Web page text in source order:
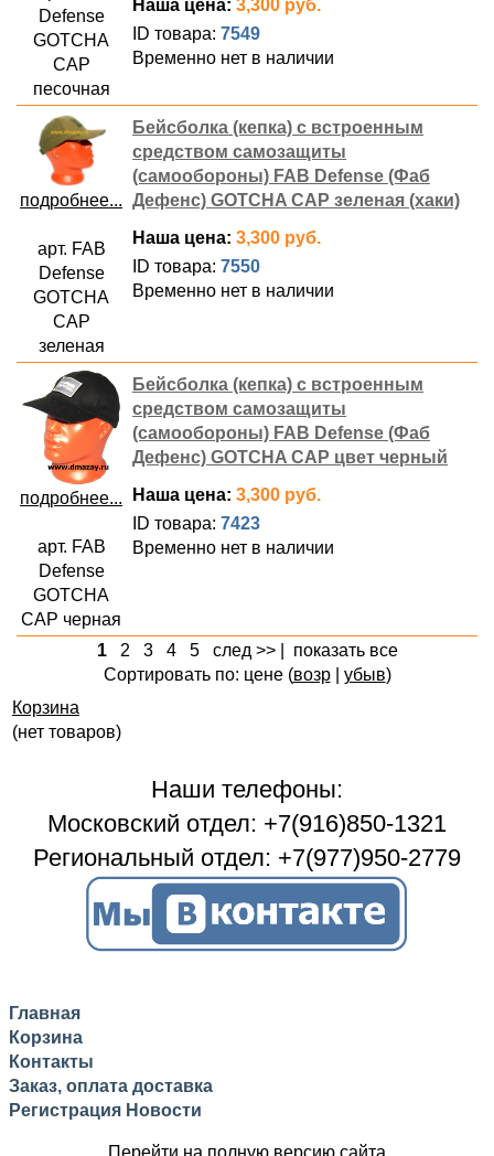
Defense
GOTCHA
CAP
песочная
Наша цена: 3,300 руб.
ID товара: 7549
Временно нет в наличии
подробнее...
арт. FAB
Defense
GOTCHA
CAP
зеленая
Бейсболка (кепка) с встроенным
средством самозащиты
(самообороны) FAB Defense (Фаб
Дефенс) GOTCHA CAP зеленая (хаки)
Наша цена: 3,300 руб.
ID товара: 7550
Временно нет в наличии
подробнее...
арт. FAB
Defense
GOTCHA
CAP черная
Бейсболка (кепка) с встроенным
средством самозащиты
(самообороны) FAB Defense (Фаб
Дефенс) GOTCHA CAP цвет черный
Наша цена: 3,300 руб.
ID товара: 7423
Временно нет в наличии
1 2 3 4 5 след >>| показать все
Сортировать по: цене (возр| убыв)
Корзина
(нет товаров)
Наши телефоны:
Московский отдел: +7(916)850-1321
Региональный отдел: +7(977)950-2779
Главная
Корзина
Контакты
Заказ, оплата доставка
Регистрация Новости